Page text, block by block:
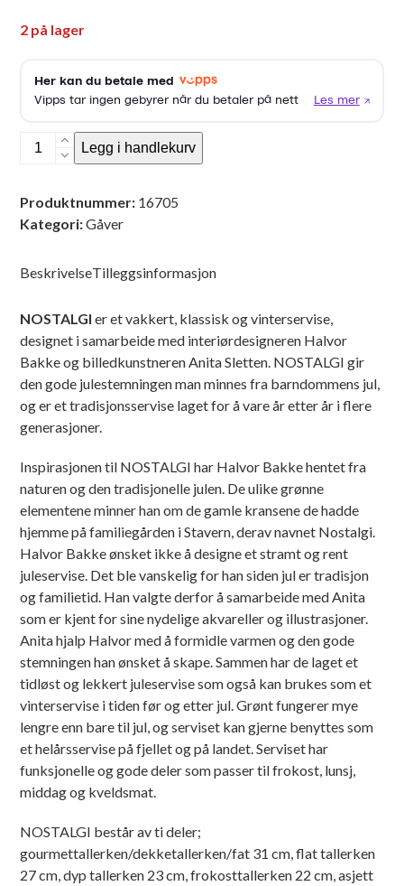
2 på lager
Nostalgi
cm
antall
Legg i handlekurv
Produktnummer: 16705
Kategori:Gåver
BeskrivelseTilleggsinformasjon
NOSTALGI er et vakkert, klassisk og vinterservise,
designet i samarbeide med interiørdesigneren Halvor
Bakke og billedkunstneren Anita Sletten. NOSTALGI gir
den gode julestemningen man minnes fra barndommens jul,
og er et tradisjonsservise laget for å vare år etter år i flere
generasjoner.
Inspirasjonen til NOSTALGI har Halvor Bakke hentet fra
naturen og den tradisjonelle julen. De ulike grønne
elementene minner han om de gamle kransene de hadde
hjemme på familiegården i Stavern, derav navnet Nostalgi.
Halvor Bakke ønsket ikke å designe et stramt og rent
juleservise. Det ble vanskelig for han siden jul er tradisjon
og familietid. Han valgte derfor å samarbeide med Anita
som er kjent for sine nydelige akvareller og illustrasjoner.
Anita hjalp Halvor med å formidle varmen og den gode
stemningen han ønsket å skape. Sammen har de laget et
tidløst og lekkert juleservise som også kan brukes som et
vinterservise i tiden før og etter jul. Grønt fungerer mye
lengre enn bare til jul, og serviset kan gjerne benyttes som
et helårsservise på fjellet og på landet. Serviset har
funksjonelle og gode deler som passer til frokost, lunsj,
middag og kveldsmat.
NOSTALGI består av ti deler;
gourmettallerken/dekketallerken/fat 31 cm, flat tallerken
27 cm, dyp tallerken 23 cm, frokosttallerken 22 cm, asjett